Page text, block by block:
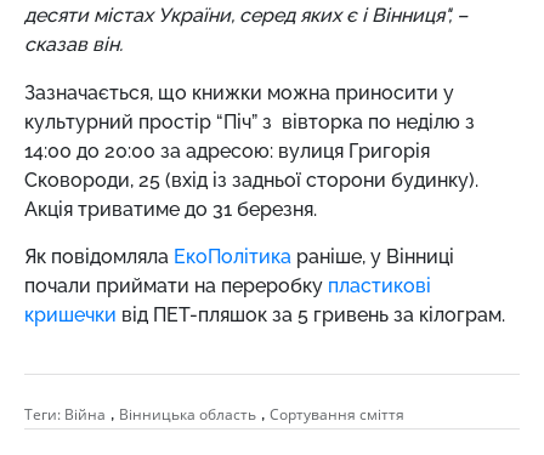
десяти містах України, серед яких є і Вінниця", –
сказав він.
Зазначається, що книжки можна приносити у
культурний простір “Піч” з вівторка по неділю з
14:00 до 20:00 за адресою: вулиця Григорія
Сковороди, 25 (вхід із задньої сторони будинку).
Акція триватиме до 31 березня.
Як повідомляла ЕкоПолітика раніше, у Вінниці
почали приймати на переробку пластикові
кришечки від ПЕТ-пляшок за 5 гривень за кілограм.
Теги: Війна , Вінницька область , Сортування сміття